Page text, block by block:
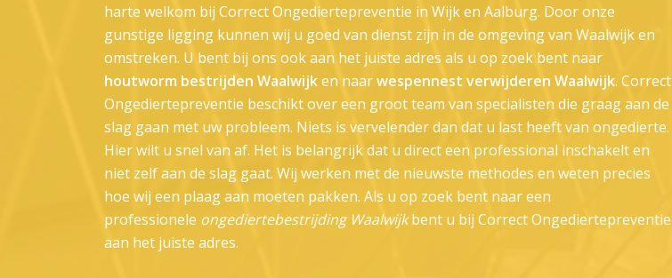
harte welkom bij Correct Ongediertepreventie in Wijk en Aalburg. Door onze
gunstige ligging kunnen wij u goed van dienst zijn in de omgeving van Waalwijk en
omstreken. U bent bij ons ook aan het juiste adres als u op zoek bent naar
houtworm bestrijden Waalwijken naarwespennest verwijderen Waalwijk. Correct
Ongediertepreventie beschikt over een groot team van specialisten die graag aan de
slag gaan met uw probleem. Niets is vervelender dan dat u last heeft van ongedierte.
Hier wilt u snel van af. Het is belangrijk dat u direct een professional inschakelt en
niet zelf aan de slag gaat. Wij werken met de nieuwste methodes en weten precies
hoe wij een plaag aan moeten pakken. Als u op zoek bent naar een
professionele ongediertebestrijding Waalwijkbent u bij Correct Ongediertepreventie
aan het juiste adres.